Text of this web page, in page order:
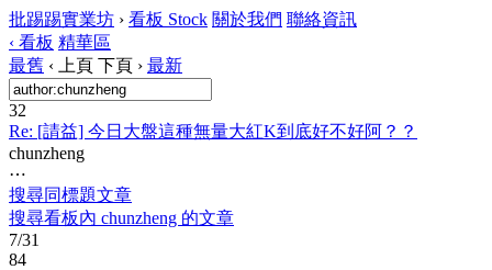
批踢踢實業坊 › 看板 Stock 關於我們 聯絡資訊
‹ 看板 精華區
最舊 ‹ 上頁 下頁 › 最新
32
Re: [請益] 今日大盤這種無量大紅K到底好不好阿？？
chunzheng
⋯
搜尋同標題文章
搜尋看板內 chunzheng 的文章
7/31
84